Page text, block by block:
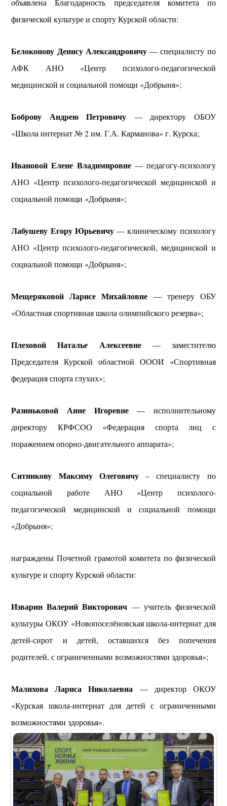
объявлена Благодарность председателя комитета по
физической культуре и спорту Курской области:
Белоконову Денису Александровичу— специалисту по
АФК АНО «Центр психолого-педагогической
медицинской и социальной помощи «Добрыня»;
Боброву Андрею Петровичу — директору ОБОУ
«Школа интернат № 2 им. Г.А. Карманова» г. Курска;
Ивановой Елене Владимировне— педагогу-психологу
АНО «Центр психолого-педагогической медицинской и
социальной помощи «Добрыня»;
Лабушеву Егору Юрьевичу— клиническому психологу
АНО «Центр психолого-педагогической, медицинской и
социальной помощи «Добрыня»;
Мещеряковой Ларисе Михайловне — тренеру ОБУ
«Областная спортивная школа олимпийского резерва»;
Плеховой Наталье Алексеевне— заместителю
Председателя Курской областной ОООИ «Спортивная
федерация спорта глухих»;
Разиньковой Анне Игоревне— исполнительному
директору КРФСОО «Федерация спорта лиц с
поражением опорно-двигательного аппарата»;
Ситникову Максиму Олеговичу– специалисту по
социальной работе АНО «Центр психолого-
педагогической медицинской и социальной помощи
«Добрыня»;
награждены Почетной грамотой комитета по физической
культуре и спорту Курской области:
Изварин Валерий Викторович — учитель физической
культуры ОКОУ «Новопоселёновская школа-интернат для
детей-сирот и детей, оставшихся без попечения
родителей, с ограниченными возможностями здоровья»;
Малихова Лариса Николаевна — директор ОКОУ
«Курская школа-интернат для детей с ограниченными
возможностями здоровья».